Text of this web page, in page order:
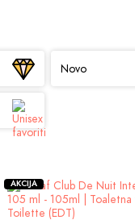
Novo
AKCIJA